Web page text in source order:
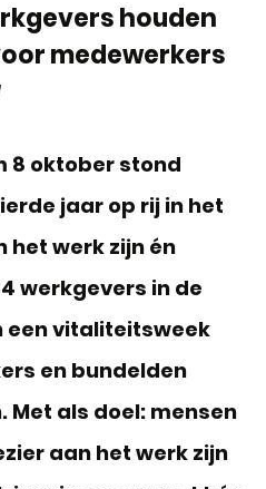
houden
medewerkers
8 oktober stond
jaar op rij in het
het werk zijn én
werkgevers in de
een vitaliteitsweek
en bundelden
als doel: mensen
aan het werk zijn